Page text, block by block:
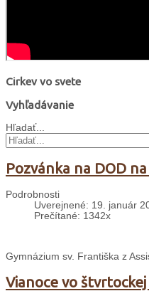
Cirkev vo svete
Vyhľadávanie
Hľadať...
Pozvánka na DOD
Podrobnosti
Uverejnené: 19. január
Prečítané: 1342x
Gymnázium sv. Františka z
Vianoce vo